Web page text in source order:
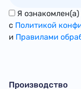
Я ознакомлен(а)
с Политикой
и Правилами
Производство